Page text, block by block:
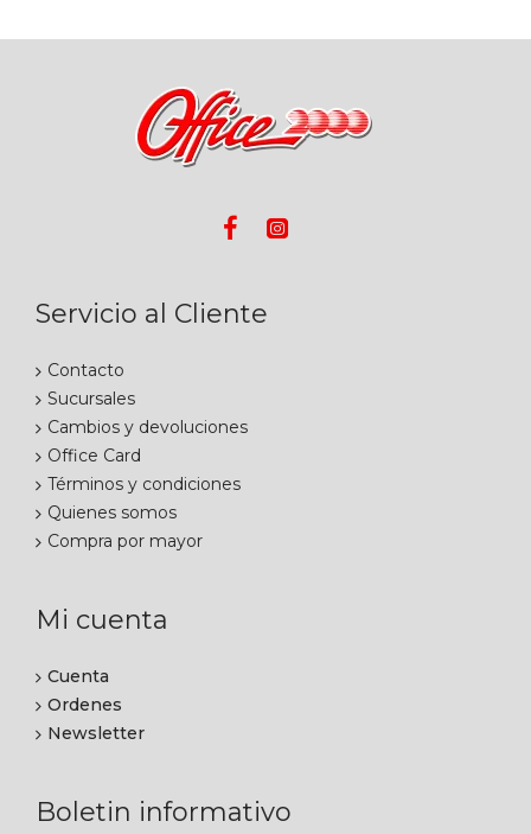
Servicio al Cliente
Contacto
Sucursales
Cambios y devoluciones
Office Card
Términos y condiciones
Quienes somos
Compra por mayor
Mi cuenta
Cuenta
Ordenes
Newsletter
Boletin informativo